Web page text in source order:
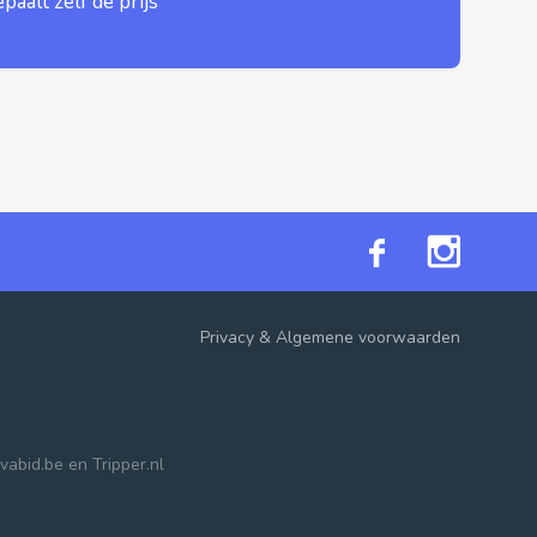
Privacy& Algemene voorwaarden
en Tripper.nl